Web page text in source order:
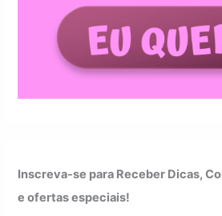
Inscreva-se para Receber Dicas,
e ofertas especiais!